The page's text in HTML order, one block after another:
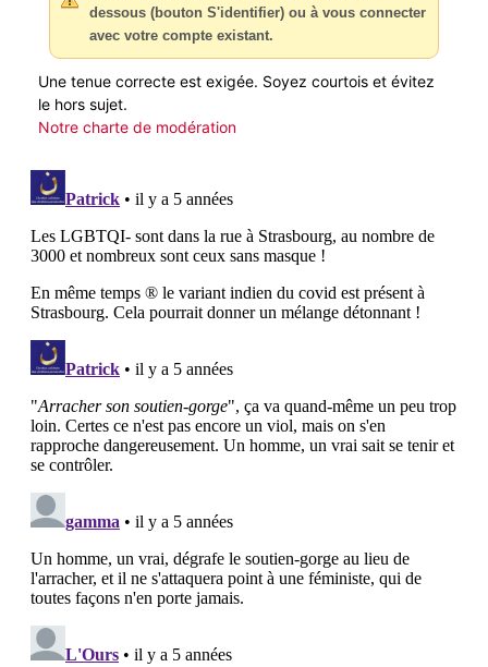
dessous (bouton S'identifier) ou à vous connecter
avec votre compte existant.
Une tenue correcte est exigée. Soyez courtois et évitez
le hors sujet.
Notre charte de modération